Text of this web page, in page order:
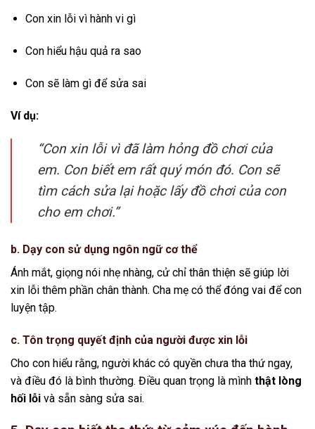
Con xin lỗi vì hành vi gì
Con hiểu hậu quả ra sao
Con sẽ làm gì để sửa sai
Ví dụ:
“Con xin lỗi vì đã làm hỏng đồ chơi của
em. Con biết em rất quý món đó. Con sẽ
tìm cách sửa lại hoặc lấy đồ chơi của con
cho em chơi.”
b. Dạy con sử dụng ngôn ngữ cơ thể
Ánh mắt, giọng nói nhẹ nhàng, cử chỉ thân thiện sẽ giúp lời
xin lỗi thêm phần chân thành. Cha mẹ có thể đóng vai để con
luyện tập.
c. Tôn trọng quyết định của người được xin lỗi
Cho con hiểu rằng, người khác có quyền chưa tha thứ ngay,
và điều đó là bình thường. Điều quan trọng là mình thật lòng
hối lỗi và sẵn sàng sửa sai.